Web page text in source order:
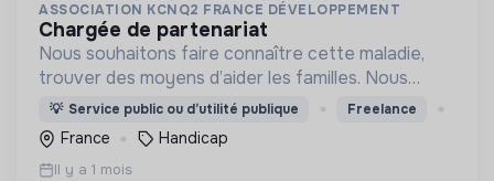
ASSOCIATION KCNQ2 FRANCE DÉVELOPPEMENT
chargée de partenariat
Nous souhaitons faire connaître cette maladie,
trouver des moyens d’aider les familles. Nous
avons ouvert une structure éducative afin
d'accueillir des enfants avec des troubles du
neurodéveloppement.
💡 Service public ou d’utilité publique Freelance
France Handicap
Il y a 1 mois